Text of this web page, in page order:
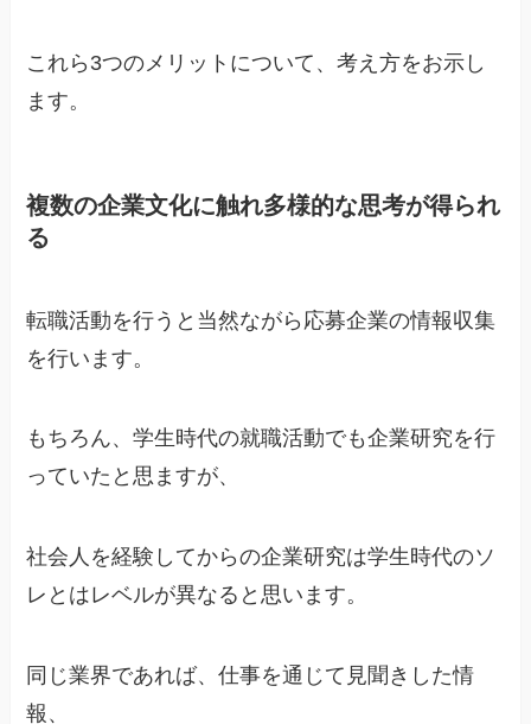
これら3つのメリットについて、考え方をお示し
ます。
複数の企業文化に触れ多様的な思考が得られ
る
転職活動を行うと当然ながら応募企業の情報収集
を行います。
もちろん、学生時代の就職活動でも企業研究を行
っていたと思ますが、
社会人を経験してからの企業研究は学生時代のソ
レとはレベルが異なると思います。
同じ業界であれば、仕事を通じて見聞きした情
報、